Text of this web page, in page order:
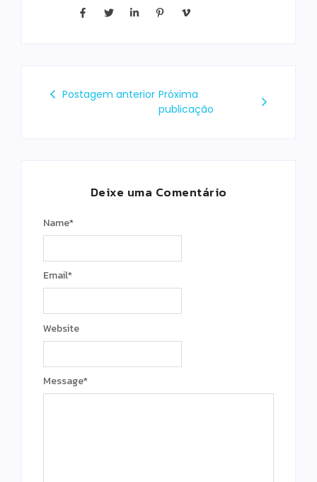
Postagem anterior Próxima
publicação
Deixe uma Comentário
Message*
Name*
Email*
Website